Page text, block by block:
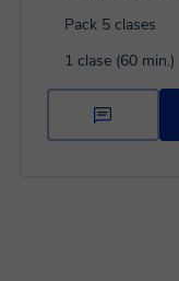
Pack 5 clases
1 clase (60 min.)